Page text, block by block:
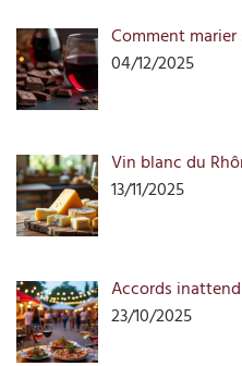
Comment
04/12/2025
Vin blanc du
13/11/2025
Accords
23/10/2025